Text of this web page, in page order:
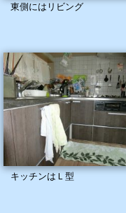
東側にはリビング
キッチンはＬ型